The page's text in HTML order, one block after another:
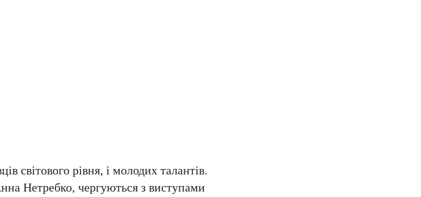
світового рівня, і молодих талантів.
Нетребко, чергуються з виступами